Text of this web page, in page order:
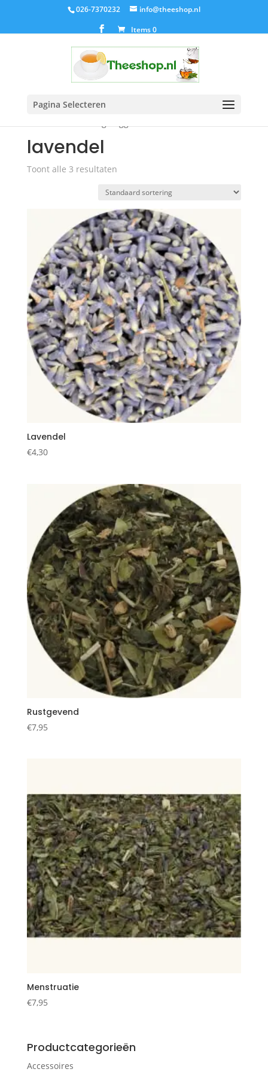
026-7370232
info@theeshop.nl
Items 0
Pagina Selecteren
lavendel
Toont alle 3 resultaten
Lavendel
€4,30
Rustgevend
€7,95
Menstruatie
€7,95
Productcategorieën
Accessoires